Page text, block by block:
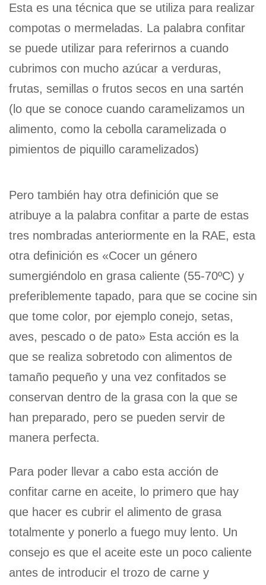
Esta es una técnica que se utiliza para realizar
compotas o mermeladas. La palabra confitar
se puede utilizar para referirnos a cuando
cubrimos con mucho azúcar a verduras,
frutas, semillas o frutos secos en una sartén
(lo que se conoce cuando caramelizamos un
alimento, como la cebolla caramelizada o
pimientos de piquillo caramelizados)
Pero también hay otra definición que se
atribuye a la palabra confitar a parte de estas
tres nombradas anteriormente en la RAE, esta
otra definición es «Cocer un género
sumergiéndolo en grasa caliente (55-70ºC) y
preferiblemente tapado, para que se cocine sin
que tome color, por ejemplo conejo, setas,
aves, pescado o de pato» Esta acción es la
que se realiza sobretodo con alimentos de
tamaño pequeño y una vez confitados se
conservan dentro de la grasa con la que se
han preparado, pero se pueden servir de
manera perfecta.
Para poder llevar a cabo esta acción de
confitar carne en aceite, lo primero que hay
que hacer es cubrir el alimento de grasa
totalmente y ponerlo a fuego muy lento. Un
consejo es que el aceite este un poco caliente
antes de introducir el trozo de carne y